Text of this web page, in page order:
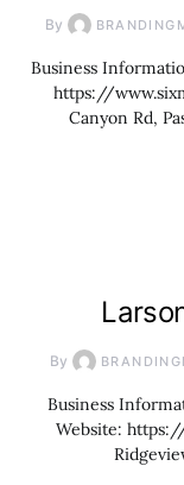
By
Business
https://
Canyon Rd,
By
Business
Website: